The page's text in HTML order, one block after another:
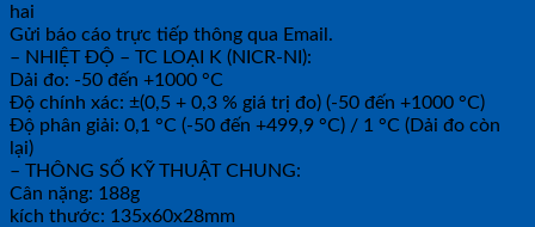
hai
Gửi báo cáo trực tiếp thông qua Email.
– NHIỆT ĐỘ – TC LOẠI K (NICR-NI):
Dải đo: -50 đến +1000 °C
Độ chính xác: ±(0,5 + 0,3 % giá trị đo) (-50 đến +1000 °C)
Độ phân giải: 0,1 °C (-50 đến +499,9 °C) / 1 °C (Dải đo còn
lại)
– THÔNG SỐ KỸ THUẬT CHUNG:
Cân nặng: 188g
kích thước: 135x60x28mm